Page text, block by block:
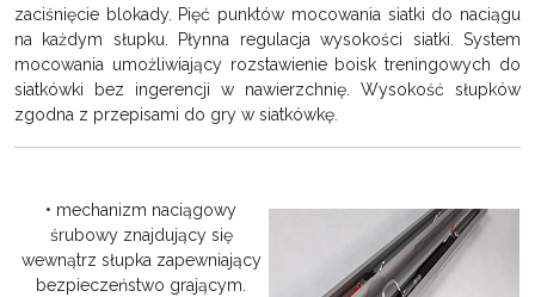
zaciśnięcie blokady. Pięć punktów mocowania siatki do naciągu
na każdym słupku. Płynna regulacja wysokości siatki. System
mocowania umożliwiający rozstawienie boisk treningowych do
siatkówki bez ingerencji w nawierzchnię. Wysokość słupków
zgodna z przepisami do gry w siatkówkę.
• mechanizm naciągowy
śrubowy znajdujący się
wewnątrz słupka zapewniający
bezpieczeństwo grającym.